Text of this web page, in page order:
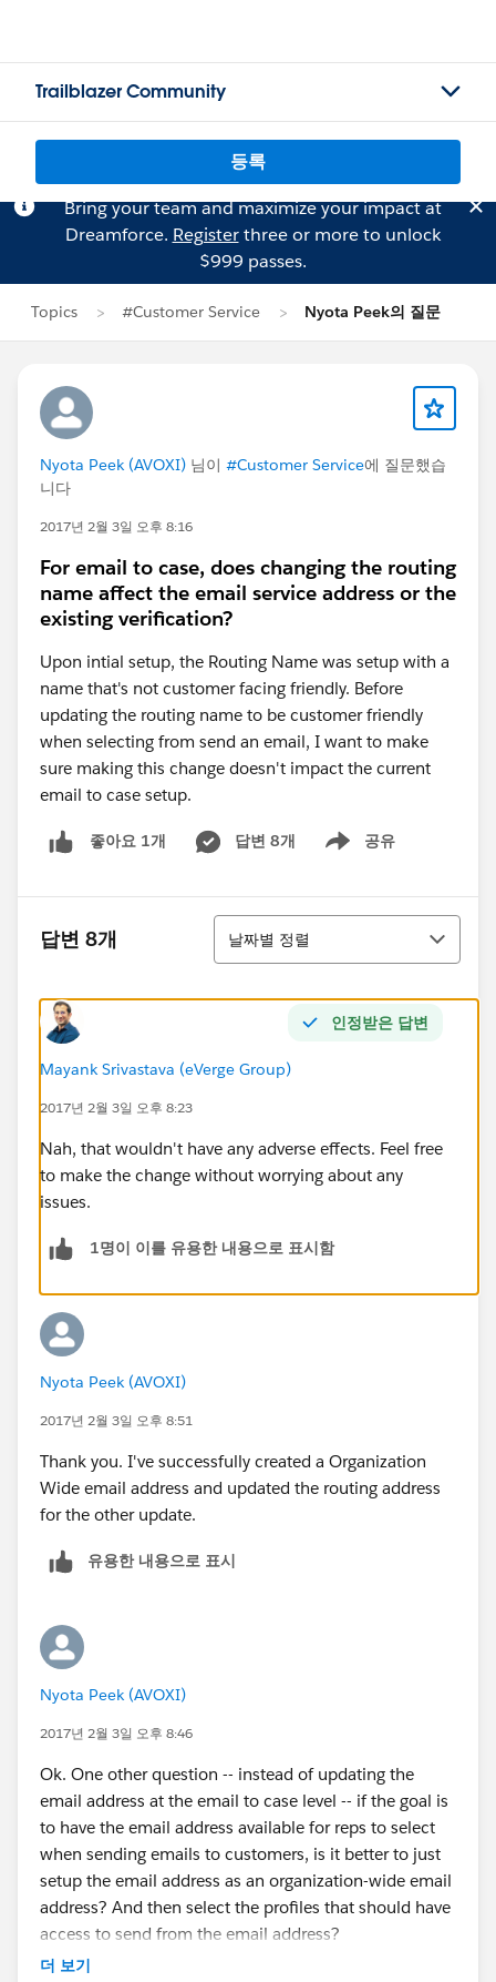
Trailblazer Community
등록
Bring your team and maximize your impact at
Dreamforce. Registerthree or more to unlock
$999 passes.
Topics #Customer Service Nyota Peek의 질문
Nyota Peek (AVOXI) 님이 #Customer Service에 질문했습
니다
2017년 2월 3일 오후 8:16
For email to case, does changing the routing
name affect the email service address or the
existing verification?
Upon intial setup, the Routing Name was setup with a
name that's not customer facing friendly. Before
updating the routing name to be customer friendly
when selecting from send an email, I want to make
sure making this change doesn't impact the current
email to case setup.
좋아요 1개 답변 8개 공유
Show menu
답변 8개
정렬
날짜별 정렬
인정받은 답변
Mayank Srivastava (eVerge Group)
2017년 2월 3일 오후 8:23
Nah, that wouldn't have any adverse effects. Feel free
to make the change without worrying about any
issues.
1명이 이를 유용한 내용으로 표시함
Nyota Peek (AVOXI)
2017년 2월 3일 오후 8:51
Thank you. I've successfully created a Organization
Wide email address and updated the routing address
for the other update.
유용한 내용으로 표시
Nyota Peek (AVOXI)
2017년 2월 3일 오후 8:46
Ok. One other question -- instead of updating the
email address at the email to case level -- if the goal is
to have the email address available for reps to select
when sending emails to customers, is it better to just
setup the email address as an organization-wide email
address? And then select the profiles that should have
access to send from the email address?
더 보기